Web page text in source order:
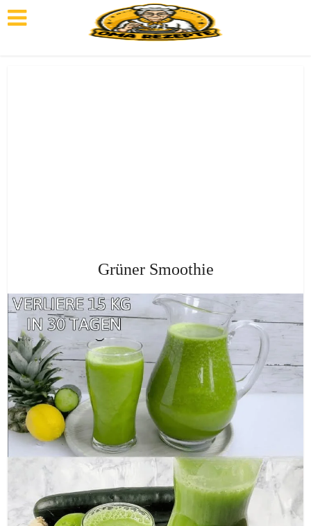
Grüner Smoothie